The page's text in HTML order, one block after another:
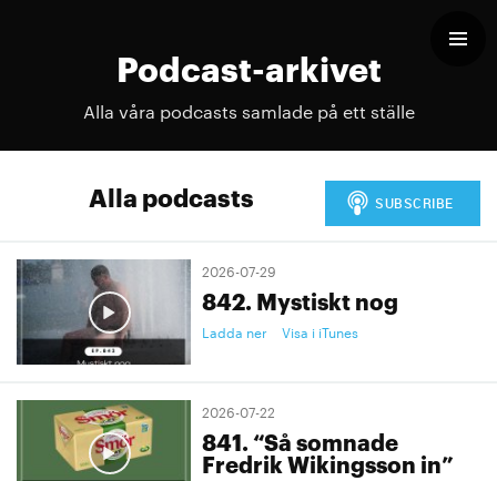
Podcast-arkivet
Alla våra podcasts samlade på ett ställe
Alla podcasts
2026-07-29
842. Mystiskt nog
Ladda ner Visa i iTunes
2026-07-22
841. “Så somnade
Fredrik Wikingsson in”